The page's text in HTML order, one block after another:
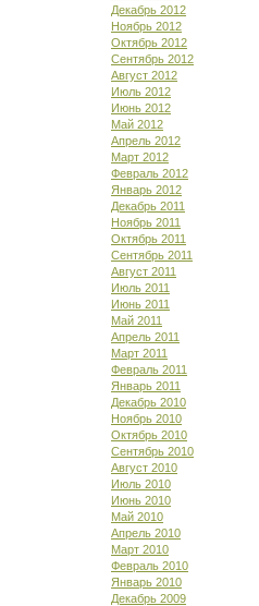
Декабрь 2012
Ноябрь 2012
Октябрь 2012
Сентябрь 2012
Август 2012
Июль 2012
Июнь 2012
Май 2012
Апрель 2012
Март 2012
Февраль 2012
Январь 2012
Декабрь 2011
Ноябрь 2011
Октябрь 2011
Сентябрь 2011
Август 2011
Июль 2011
Июнь 2011
Май 2011
Апрель 2011
Март 2011
Февраль 2011
Январь 2011
Декабрь 2010
Ноябрь 2010
Октябрь 2010
Сентябрь 2010
Август 2010
Июль 2010
Июнь 2010
Май 2010
Апрель 2010
Март 2010
Февраль 2010
Январь 2010
Декабрь 2009